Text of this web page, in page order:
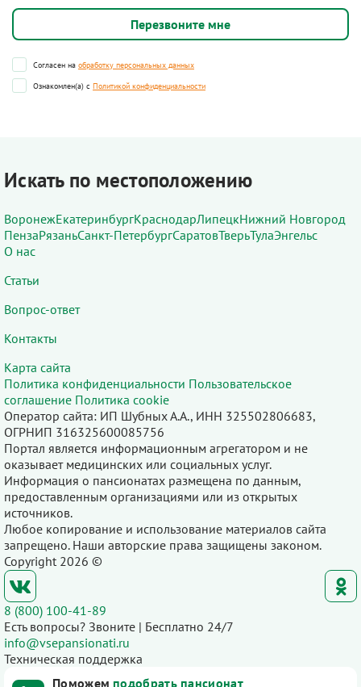
Согласен на обработку персональных данных
Ознакомлен(а) с Политикой конфиденциальности
Искать по местоположению
ВоронежЕкатеринбургКраснодарЛипецкНижний Новгород
ПензаРязаньСанкт-ПетербургСаратовТверьТулаЭнгельс
О нас
Статьи
Вопрос-ответ
Контакты
Карта сайта
Политика конфиденциальности Пользовательское
соглашение Политика cookie
Оператор сайта: ИП Шубных А.А., ИНН 325502806683,
ОГРНИП 316325600085756
Портал является информационным агрегатором и не
оказывает медицинских или социальных услуг.
Информация о пансионатах размещена по данным,
предоставленным организациями или из открытых
источников.
Любое копирование и использование материалов сайта
запрещено. Наши авторские права защищены законом.
Copyright 2026 ©
8 (800) 100-41-89
Есть вопросы? Звоните | Бесплатно 24/7
info@vsepansionati.ru
Техническая поддержка
Поможем подобрать пансионат